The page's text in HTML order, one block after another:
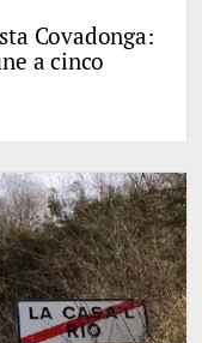
Covadonga:
a cinco